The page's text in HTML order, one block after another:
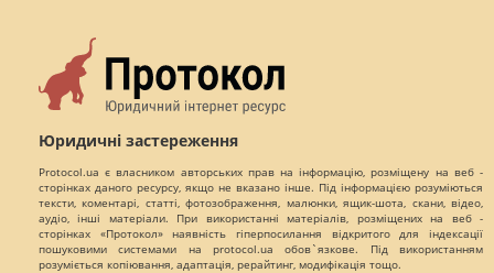
Юридичні застереження
Protocol.ua є власником авторських прав на інформацію, розміщену на веб -
сторінках даного ресурсу, якщо не вказано інше. Під інформацією розуміються
тексти, коментарі, статті, фотозображення, малюнки, ящик-шота, скани, відео,
аудіо, інші матеріали. При використанні матеріалів, розміщених на веб -
сторінках «Протокол» наявність гіперпосилання відкритого для індексації
пошуковими системами на protocol.ua обов`язкове. Під використанням
розуміється копіювання, адаптація, рерайтинг, модифікація тощо.